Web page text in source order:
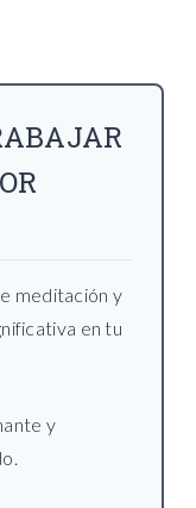
meditación y
en tu
y